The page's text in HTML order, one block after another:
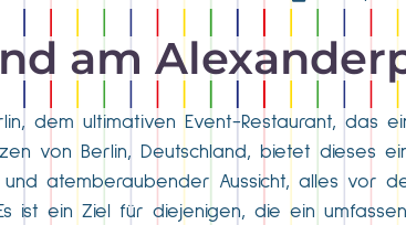
am
dem ultimativen Event-Restaurant, das
von Berlin, Deutschland, bietet dieses
atemberaubender Aussicht, alles vor
ist ein Ziel für diejenigen, die ein